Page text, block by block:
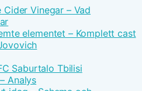
Cider Vinegar – Vad
elementet – Komplett cast
Saburtalo Tbilisi
Analys